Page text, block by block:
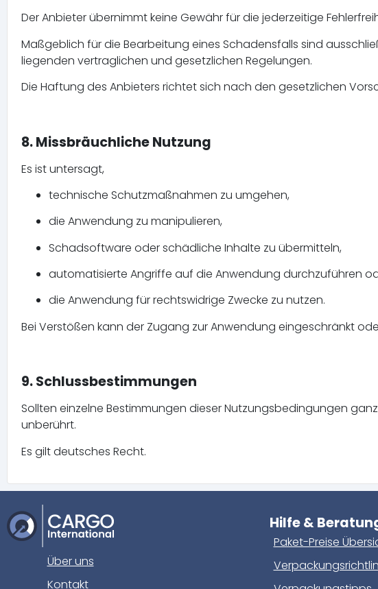
Der Anbieter übernimmt keine Gewähr für die jederzeitige
Maßgeblich für die Bearbeitung eines Schadensfalls sind
liegenden vertraglichen und gesetzlichen Regelungen.
Die Haftung des Anbieters richtet sich nach den gesetzlichen
8. Missbräuchliche Nutzung
Es ist untersagt,
technische Schutzmaßnahmen zu umgehen,
die Anwendung zu manipulieren,
Schadsoftware oder schädliche Inhalte zu übermitteln,
automatisierte Angriffe auf die Anwendung durchzuführen
die Anwendung für rechtswidrige Zwecke zu nutzen.
Bei Verstößen kann der Zugang zur Anwendung eingeschränkt
9. Schlussbestimmungen
Sollten einzelne Bestimmungen dieser Nutzungsbedingungen
unberührt.
Es gilt deutsches Recht.
Über uns
Kontakt
Hilfe &
Paket-Preise